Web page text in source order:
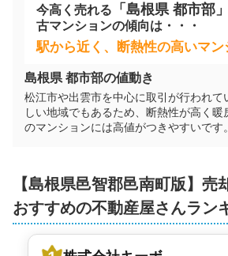
今高く売れる 「 島根県 都市部」
古マンションの傾向は・・・
駅から近く、断熱性の高いマン
島根県 都市部の値動き
松江市や出雲市を中心に取引が行われて
しい地域でもあるため、断熱性が高く暖
のマンションには高値がつきやすいです。
【島根県邑智郡邑南町版】売
おすすめの不動産屋さんラン